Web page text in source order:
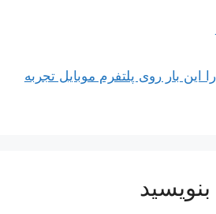
این‌ بار روی پلتفرم موبایل تجربه